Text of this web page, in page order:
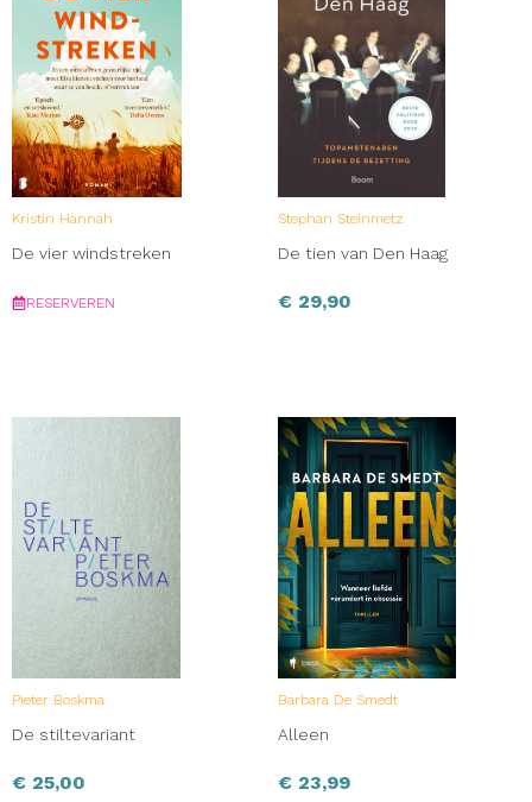
Kristin Hannah
De vier windstreken
RESERVEREN
Stephan Steinmetz
De tien van Den Haag
€ 29,90
Pieter Boskma
De stiltevariant
€ 25,00
Barbara De Smedt
Alleen
€ 23,99